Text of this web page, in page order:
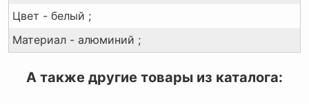
Цвет - белый ;
Материал - алюминий ;
А также другие товары из каталога: